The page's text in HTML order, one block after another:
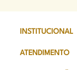
INSTITUCIONAL
ATENDIMENTO